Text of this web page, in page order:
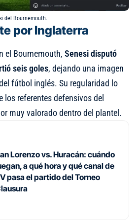
del Bournemouth.
por Inglaterra
el Bournemouth, Senesi disputó
seis goles, dejando una imagen
fútbol inglés. Su regularidad lo
los referentes defensivos del
muy valorado dentro del plantel.
Lorenzo vs. Huracán: cuándo
a qué hora y qué canal de
pasa el partido del Torneo